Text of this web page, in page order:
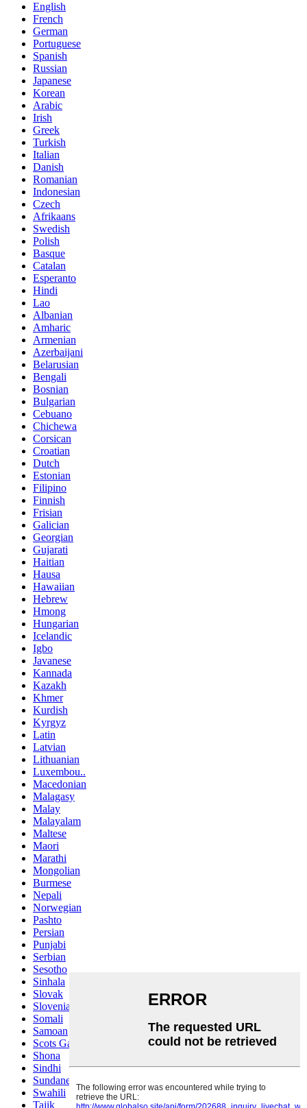
English
French
German
Portuguese
Spanish
Russian
Japanese
Korean
Arabic
Irish
Greek
Turkish
Italian
Danish
Romanian
Indonesian
Czech
Afrikaans
Swedish
Polish
Basque
Catalan
Esperanto
Hindi
Lao
Albanian
Amharic
Armenian
Azerbaijani
Belarusian
Bengali
Bosnian
Bulgarian
Cebuano
Chichewa
Corsican
Croatian
Dutch
Estonian
Filipino
Finnish
Frisian
Galician
Georgian
Gujarati
Haitian
Hausa
Hawaiian
Hebrew
Hmong
Hungarian
Icelandic
Igbo
Javanese
Kannada
Kazakh
Khmer
Kurdish
Kyrgyz
Latin
Latvian
Lithuanian
Luxembou..
Macedonian
Malagasy
Malay
Malayalam
Maltese
Maori
Marathi
Mongolian
Burmese
Nepali
Norwegian
Pashto
Persian
Punjabi
Serbian
Sesotho
Sinhala
Slovak
Slovenian
Somali
Samoan
Scots Gaelic
Shona
Sindhi
Sundanese
Swahili
Tajik